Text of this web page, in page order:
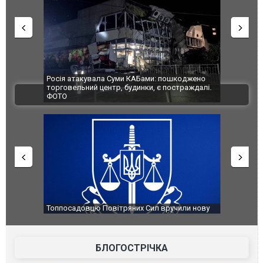
Українські надзвичайники врятували козуленя
під час ліквідації масштабної лісової пожежі у
Франції
СБУ за
ВІДЕО
Сили оборони уразили Ярославський НПЗ:
губернатор регіону заявив про наймасштабнішу
атаку. ВІДЕО
БЛОГОСТРІЧКА